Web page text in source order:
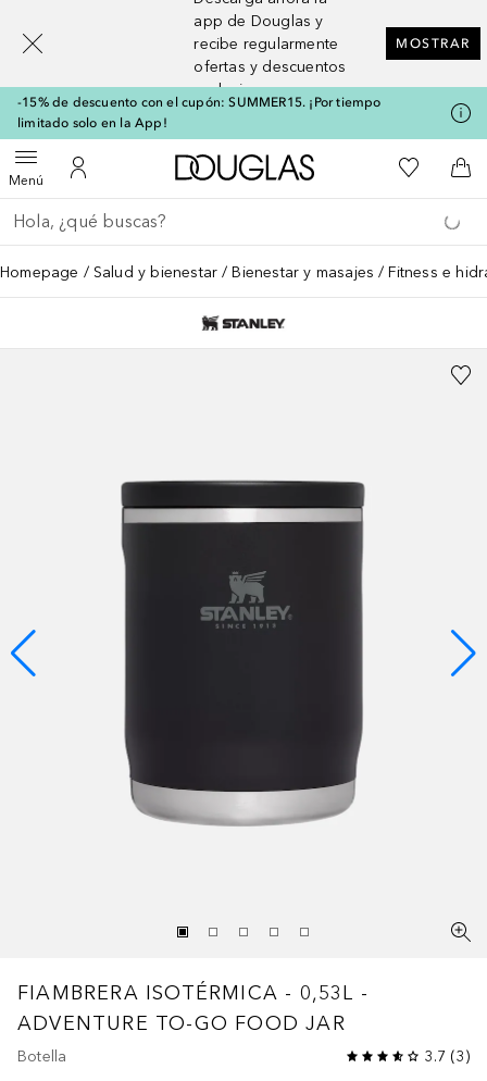
app de Douglas y
recibe regularmente
ofertas y descuentos
exclusivos
MOSTRAR
-15% de descuento con el cupón: SUMMER15. ¡Por tiempo
limitado solo en la App!
MenúAbrir menúMi cuenta
A Douglas HomeMi lista de
A
Regresar
Ejecutar búsqueda
Homepage Salud y bienestar Bienestar y masajes Fitness e
FIAMBRERA ISOTÉRMICA - 0,53L -
ADVENTURE TO-GO FOOD JAR
Botella 3.7 (3)
[navigation.slideout.screenreader]